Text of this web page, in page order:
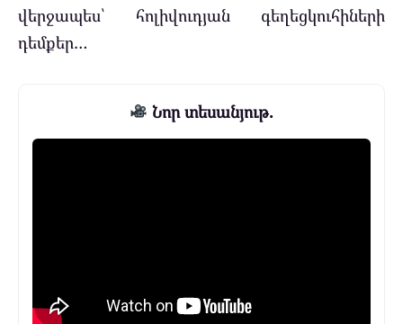
վերջապես՝ հոլիվուդյան գեղեցկուհիների
դեմքեր…
Նոր տեսանյութ.